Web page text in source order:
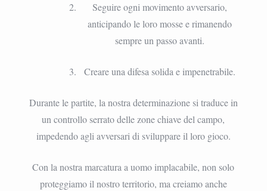
Seguire ogni movimento avversario,
anticipando le loro mosse e rimanendo
sempre un passo avanti.
Creare una difesa solida e impenetrabile.
Durante le partite, la nostra determinazione si traduce in
un controllo serrato delle zone chiave del campo,
impedendo agli avversari di sviluppare il loro gioco.
Con la nostra marcatura a uomo implacabile, non solo
proteggiamo il nostro territorio, ma creiamo anche